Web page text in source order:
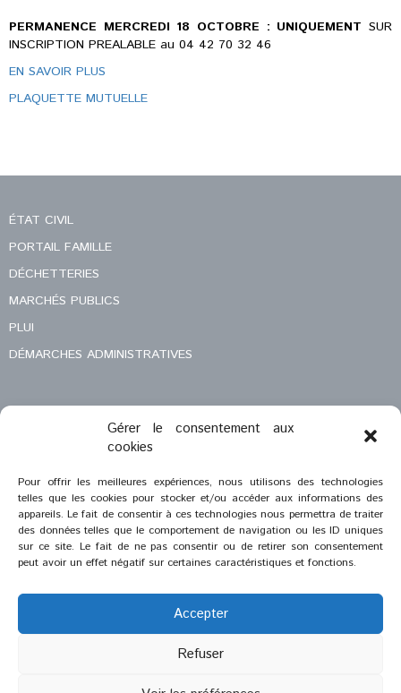
Gérer le consentement aux
cookies
Pour offrir les meilleures expériences, nous utilisons des technologies
telles que les cookies pour stocker et/ou accéder aux informations des
appareils. Le fait de consentir à ces technologies nous permettra de traiter
des données telles que le comportement de navigation ou les ID uniques
sur ce site. Le fait de ne pas consentir ou de retirer son consentement
peut avoir un effet négatif sur certaines caractéristiques et fonctions.
Accepter
Refuser
PERMANENCE MERCREDI 18 OCTOBRE : UNIQUEMENT SUR
INSCRIPTION PREALABLE au 04 42 70 32 46
EN SAVOIR PLUS
PLAQUETTE MUTUELLE
ÉTAT CIVIL
PORTAIL FAMILLE
DÉCHETTERIES
MARCHÉS PUBLICS
PLUI
DÉMARCHES ADMINISTRATIVES
MENTIONS LÉGALES